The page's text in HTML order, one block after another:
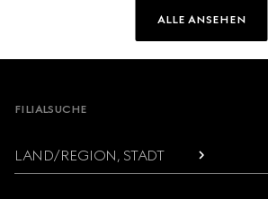
ALLE ANSEHEN
Footer
FILIALSUCHE
LAND/REGION, STADT